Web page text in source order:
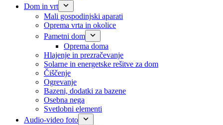
Dom in vrt
Mali gospodinjski aparati
Oprema vrta in okolice
Pametni dom
Oprema doma
Hlajenje in prezračevanje
Solarne in energetske rešitve za dom
Čiščenje
Ogrevanje
Bazeni, dodatki za bazene
Osebna nega
Svetlobni elementi
Audio-video foto